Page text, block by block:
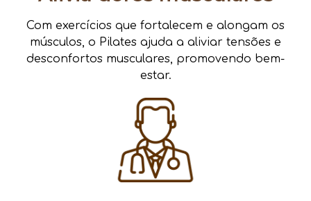
Com exercícios que fortalecem e alongam os
músculos, o Pilates ajuda a aliviar tensões e
desconfortos musculares, promovendo bem-
estar.